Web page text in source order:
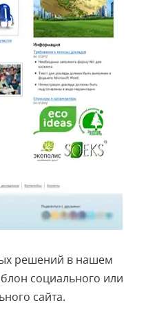
решений в нашем
социального или
сайта.